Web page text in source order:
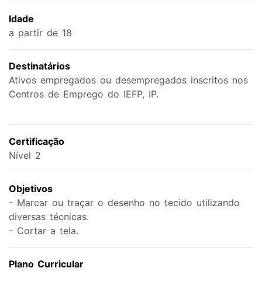
Idade
a partir de 18
Destinatários
Ativos empregados ou desempregados inscritos nos
Centros de Emprego do IEFP, IP.
Certificação
Nível 2
Objetivos
- Marcar ou traçar o desenho no tecido utilizando
diversas técnicas.
- Cortar a tela.
Plano Curricular